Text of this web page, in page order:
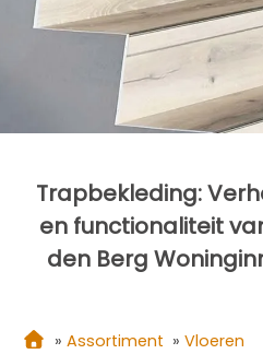
Trapbekleding:
en functionaliteit
den Berg
» Assortiment » Vloeren